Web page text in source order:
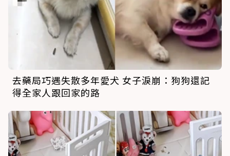
去藥局巧遇失散多年愛犬 女子淚崩：狗狗還記
得全家人跟回家的路